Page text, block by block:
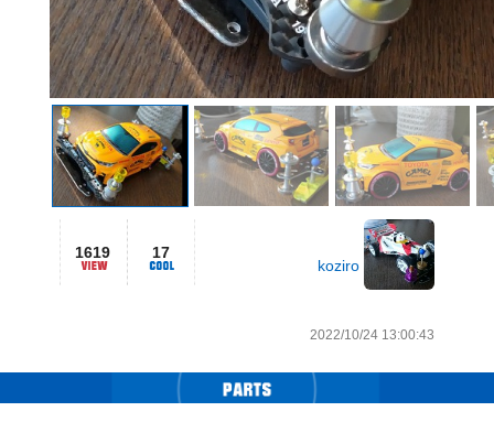
1619 17
koziro
2022/10/24 13:00:43